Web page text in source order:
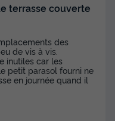
terrasse couverte
des
de vis à vis.
inutiles car les
petit parasol fourni ne
en journée quand il